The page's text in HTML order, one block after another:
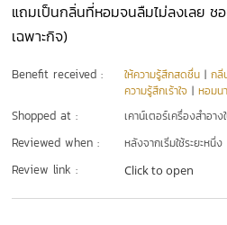
แถมเป็นกลิ่นที่หอมจนลืมไม่ลงเลย ช
เฉพาะกิจ)
Benefit received : ให้ความรู้สึกสดชื่น |กลิ่
ความรู้สึกเร้าใจ |หอมน
Shopped at : เคาน์เตอร์เครื่องสำอา
Reviewed when : หลังจากเริ่มใช้ระยะหนึ่ง
Review link : Click to open